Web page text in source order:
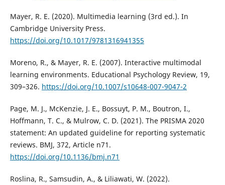
Mayer, R. E. (2020). Multimedia learning (3rd ed.). In
Cambridge University Press.
https://doi.org/10.1017/9781316941355
Moreno, R., & Mayer, R. E. (2007). Interactive multimodal
learning environments. Educational Psychology Review, 19,
309–326. https://doi.org/10.1007/s10648-007-9047-2
Page, M. J., McKenzie, J. E., Bossuyt, P. M., Boutron, I.,
Hoffmann, T. C., & Mulrow, C. D. (2021). The PRISMA 2020
statement: An updated guideline for reporting systematic
reviews. BMJ, 372, Article n71.
https://doi.org/10.1136/bmj.n71
Roslina, R., Samsudin, A., & Liliawati, W. (2022).